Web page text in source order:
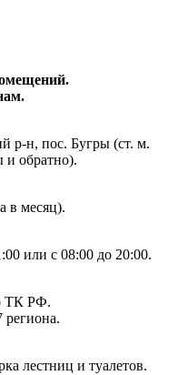
р-н, пос. Бугры (ст. м.
и обратно).
в месяц).
или с 08:00 до 20:00.
ТК РФ.
региона.
лестниц и туалетов.